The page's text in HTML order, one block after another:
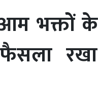
भक्तों के
रखा